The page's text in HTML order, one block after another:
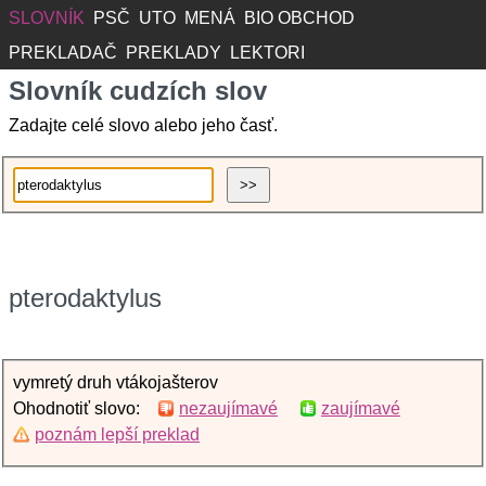
SLOVNÍK PSČ UTO MENÁ
BIO OBCHOD
PREKLADAČ
PREKLADY LEKTORI
Slovník cudzích slov
Zadajte celé slovo alebo jeho časť.
pterodaktylus
vymretý druh vtákojašterov
Ohodnotiť slovo:
nezaujímavé
zaujímavé
poznám lepší preklad